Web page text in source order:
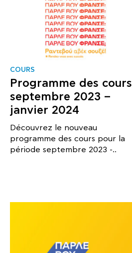
COURS
Programme des cours
septembre 2023 –
janvier 2024
Découvrez le nouveau
programme des cours pour la
période septembre 2023 -..